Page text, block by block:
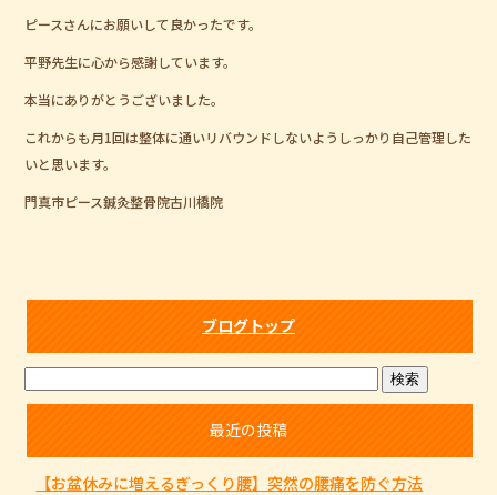
ピースさんにお願いして良かったです。
平野先生に心から感謝しています。
本当にありがとうございました。
これからも月1回は整体に通いリバウンドしないようしっかり自己管理した
いと思います。
門真市ピース鍼灸整骨院古川橋院
ブログトップ
最近の投稿
【お盆休みに増えるぎっくり腰】突然の腰痛を防ぐ方法